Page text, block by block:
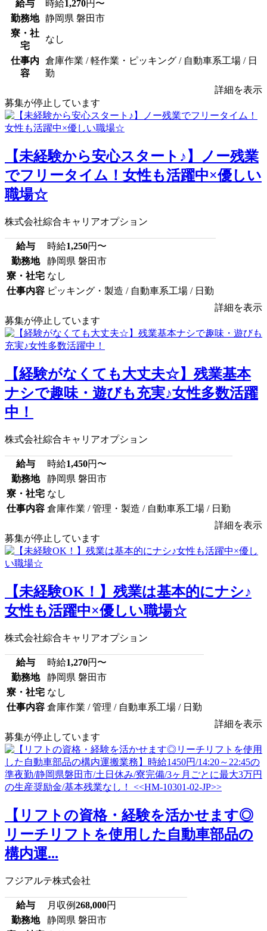
給与 時給1,270円〜
勤務地
静岡県 磐田市
寮・社
宅
なし
仕事内
容
倉庫作業 / 軽作業・ピッキング / 自動車系工場 / 日
勤
詳細を表示
募集が停止しています
【未経験から安心スタート♪】ノー残業
でフリータイム！女性も活躍中×優しい
職場☆
株式会社綜合キャリアオプション
給与 時給1,250円〜
勤務地
静岡県 磐田市
寮・社宅 なし
仕事内容 ピッキング・製造 / 自動車系工場 / 日勤
詳細を表示
募集が停止しています
【経験がなくても大丈夫☆】残業基本
ナシで趣味・遊びも充実♪女性多数活躍
中！
株式会社綜合キャリアオプション
給与 時給1,450円〜
勤務地
静岡県 磐田市
寮・社宅 なし
仕事内容 倉庫作業 / 管理・製造 / 自動車系工場 / 日勤
詳細を表示
募集が停止しています
【未経験OK！】残業は基本的にナシ♪
女性も活躍中×優しい職場☆
株式会社綜合キャリアオプション
給与 時給1,270円〜
勤務地
静岡県 磐田市
寮・社宅 なし
仕事内容 倉庫作業 / 管理 / 自動車系工場 / 日勤
詳細を表示
募集が停止しています
【リフトの資格・経験を活かせます◎
リーチリフトを使用した自動車部品の
構内運...
フジアルテ株式会社
給与 月収例268,000円
勤務地
静岡県 磐田市